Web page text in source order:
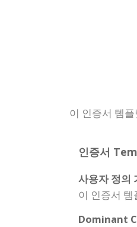
이 인증서 템
인증서
사용자 정의
이 인증서
Dominant